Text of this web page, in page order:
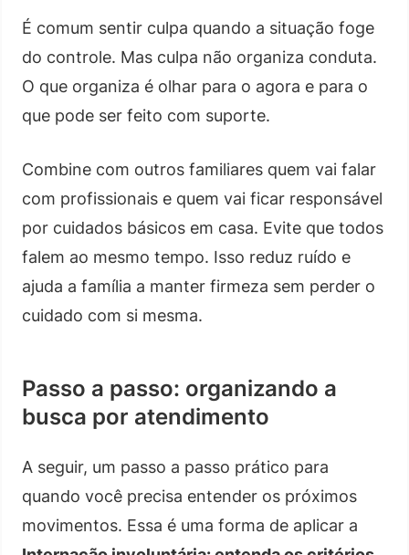
É comum sentir culpa quando a situação foge
do controle. Mas culpa não organiza conduta.
O que organiza é olhar para o agora e para o
que pode ser feito com suporte.
Combine com outros familiares quem vai falar
com profissionais e quem vai ficar responsável
por cuidados básicos em casa. Evite que todos
falem ao mesmo tempo. Isso reduz ruído e
ajuda a família a manter firmeza sem perder o
cuidado com si mesma.
Passo a passo: organizando a
busca por atendimento
A seguir, um passo a passo prático para
quando você precisa entender os próximos
movimentos. Essa é uma forma de aplicar a